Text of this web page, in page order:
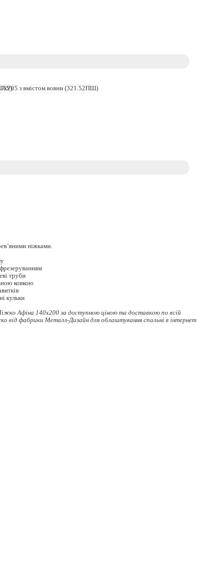
ніжками.
труби
ковкою
кульки
Афіна 140x200 за доступною ціною та доставкою по всій
від фабрики Металл-Дизайн для облаштування спальні в інтернет